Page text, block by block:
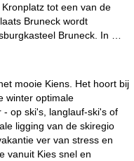
tot een van de
Bruneck wordt
Bruneck. In …
mooie Kiens. Het hoort bij
winter optimale
op ski's, langlauf-ski's of
ligging van de skiregio
ver van stress en
vanuit Kies snel en